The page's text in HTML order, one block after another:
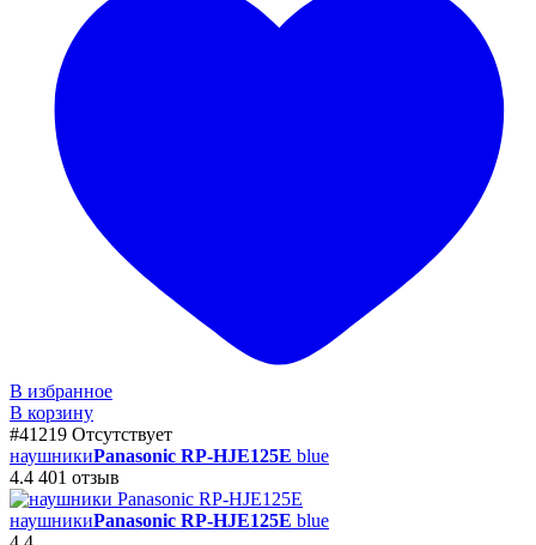
В избранное
В корзину
#41219 Отсутствует
наушникиPanasonic RP-HJE125E blue
4.4 401 отзыв
наушникиPanasonic RP-HJE125E blue